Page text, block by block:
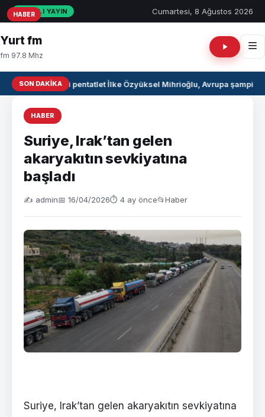
CANLI YAYIN Cumartesi, 8 Ağustos 2026
Yurt fm
fm 97.8 Mhz
SON DAKIKAMilli pentatlet İlke Özyüksel Mihrioğlu, Avrupa
HABER
Suriye, Irak’tan gelen
akaryakıtın sevkiyatına
başladı
✍️ admin📅 16/04/2026⏱ 4 ay önce📂Haber
Suriye, Irak’tan gelen akaryakıtın sevkiyatına
HABER
HABER
HABER